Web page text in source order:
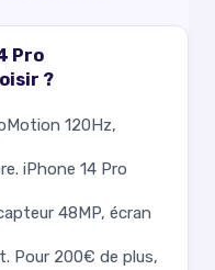
Pro
?
120Hz,
iPhone 14 Pro
48MP, écran
Pour 200€ de plus,